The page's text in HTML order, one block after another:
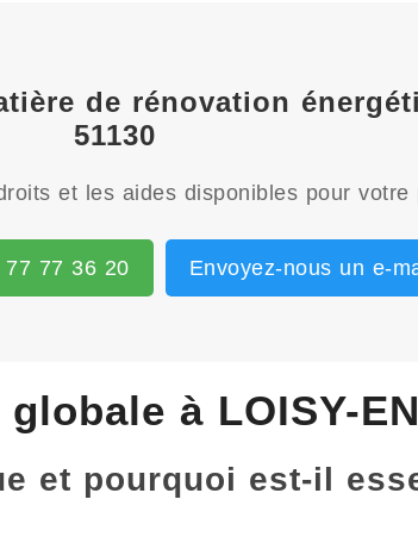
de rénovation
51130
et les aides disponibles pour
77 77 36 20 Envoyez-nous un e-
à LOISY-
et pourquoi est-il